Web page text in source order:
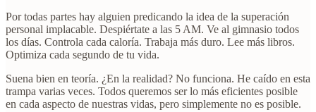
Por todas partes hay alguien predicando la idea de la superación
personal implacable. Despiértate a las 5 AM. Ve al gimnasio todos
los días. Controla cada caloría. Trabaja más duro. Lee más libros.
Optimiza cada segundo de tu vida.
Suena bien en teoría. ¿En la realidad? No funciona. He caído en esta
trampa varias veces. Todos queremos ser lo más eficientes posible
en cada aspecto de nuestras vidas, pero simplemente no es posible.